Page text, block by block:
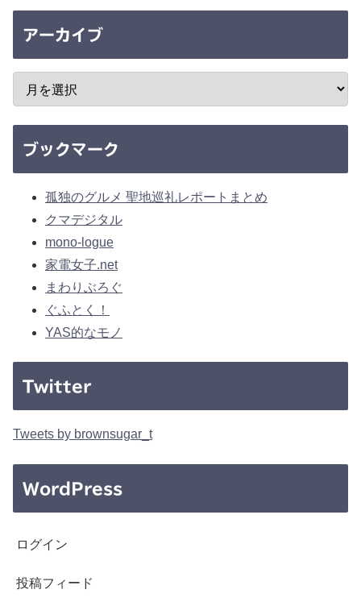
アーカイブ
ブックマーク
孤独のグルメ 聖地巡礼レポートまとめ
クマデジタル
mono-logue
家電女子.net
まわりぶろぐ
ぐふとく！
YAS的なモノ
Twitter
Tweets by brownsugar_t
WordPress
ログイン
投稿フィード